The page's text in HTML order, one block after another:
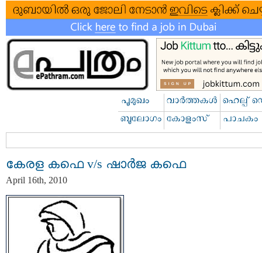
കേരള കഫെ v/s ഷാര്‍ജ കഫെ
April 16th, 2010